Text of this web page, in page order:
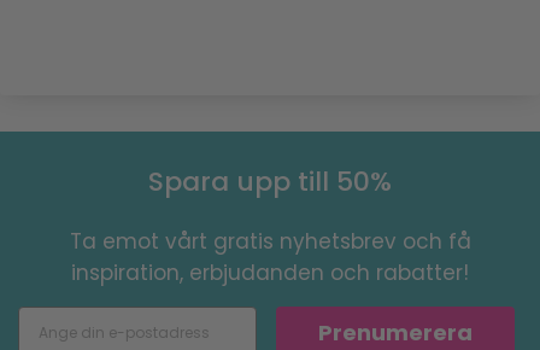
Spara upp till 50%
Ta emot vårt gratis nyhetsbrev och få
inspiration, erbjudanden och rabatter!
Prenumerera